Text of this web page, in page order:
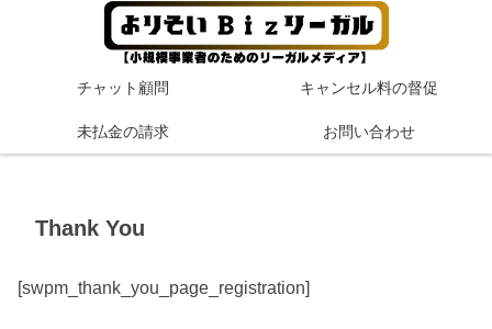
チャット顧問 キャンセル料の督促
未払金の請求 お問い合わせ
Thank You
[swpm_thank_you_page_registration]